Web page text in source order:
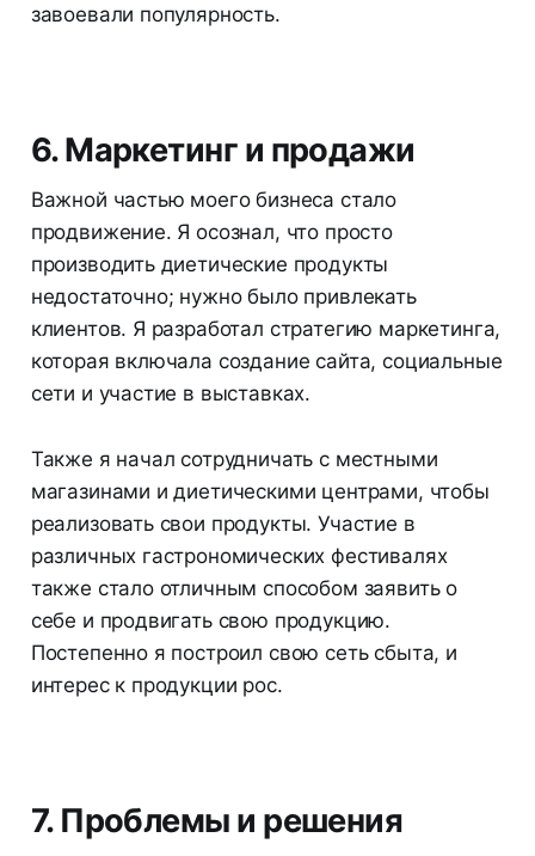
завоевали популярность.
6. Маркетинг и продажи
Важной частью моего бизнеса стало
продвижение. Я осознал, что просто
производить диетические продукты
недостаточно; нужно было привлекать
клиентов. Я разработал стратегию маркетинга,
которая включала создание сайта, социальные
сети и участие в выставках.
Также я начал сотрудничать с местными
магазинами и диетическими центрами, чтобы
реализовать свои продукты. Участие в
различных гастрономических фестивалях
также стало отличным способом заявить о
себе и продвигать свою продукцию.
Постепенно я построил свою сеть сбыта, и
интерес к продукции рос.
7. Проблемы и решения